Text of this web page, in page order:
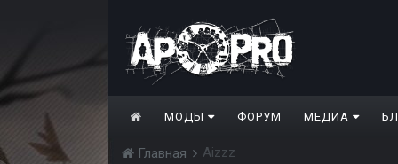
МОДЫ ФОРУМ МЕДИА
Главная Aizzz